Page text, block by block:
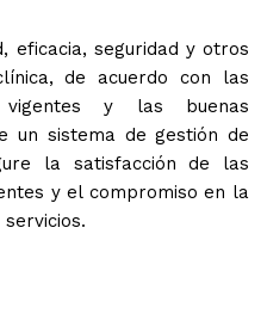
eficacia, seguridad y otros
de acuerdo con las
vigentes y las buenas
un sistema de gestión de
la satisfacción de las
y el compromiso en la